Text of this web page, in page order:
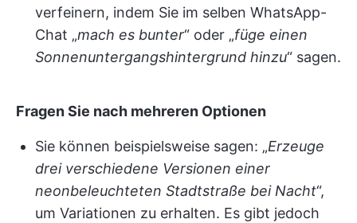
verfeinern, indem Sie im selben WhatsApp-
Chat „mach es bunter“ oder „füge einen
Sonnenuntergangshintergrund hinzu“ sagen.
Fragen Sie nach mehreren Optionen
Sie können beispielsweise sagen: „Erzeuge
drei verschiedene Versionen einer
neonbeleuchteten Stadtstraße bei Nacht“,
um Variationen zu erhalten. Es gibt jedoch